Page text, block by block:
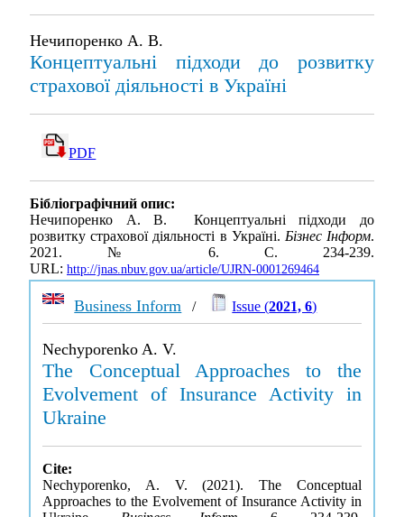
Нечипоренко А. В.
Концептуальні підходи до розвитку
страхової діяльності в Україні
PDF
Бібліографічний опис:
Нечипоренко А. В. Концептуальні підходи до
розвитку страхової діяльності в Україні. Бізнес Інформ.
2021. № 6. С. 234-239.
URL: http://jnas.nbuv.gov.ua/article/UJRN-0001269464
Business Inform / Issue (2021, 6)
Nechyporenko A. V.
The Conceptual Approaches to the
Evolvement of Insurance Activity in
Ukraine
Cite:
Nechyporenko, A. V. (2021). The Conceptual
Approaches to the Evolvement of Insurance Activity in